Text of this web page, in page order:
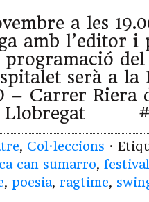
a les
amb l’editor i
del
serà a la
– Carrer Riera
Llobregat
, Col·leccions ·
can sumarro,
, poesia, ragtime,